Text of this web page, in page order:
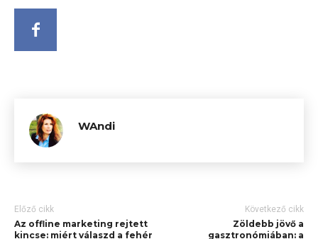
WAndi
Előző cikk
Az offline marketing rejtett
kincse: miért válaszd a fehér
Következő cikk
Zöldebb jövő a
gasztronómiában: a